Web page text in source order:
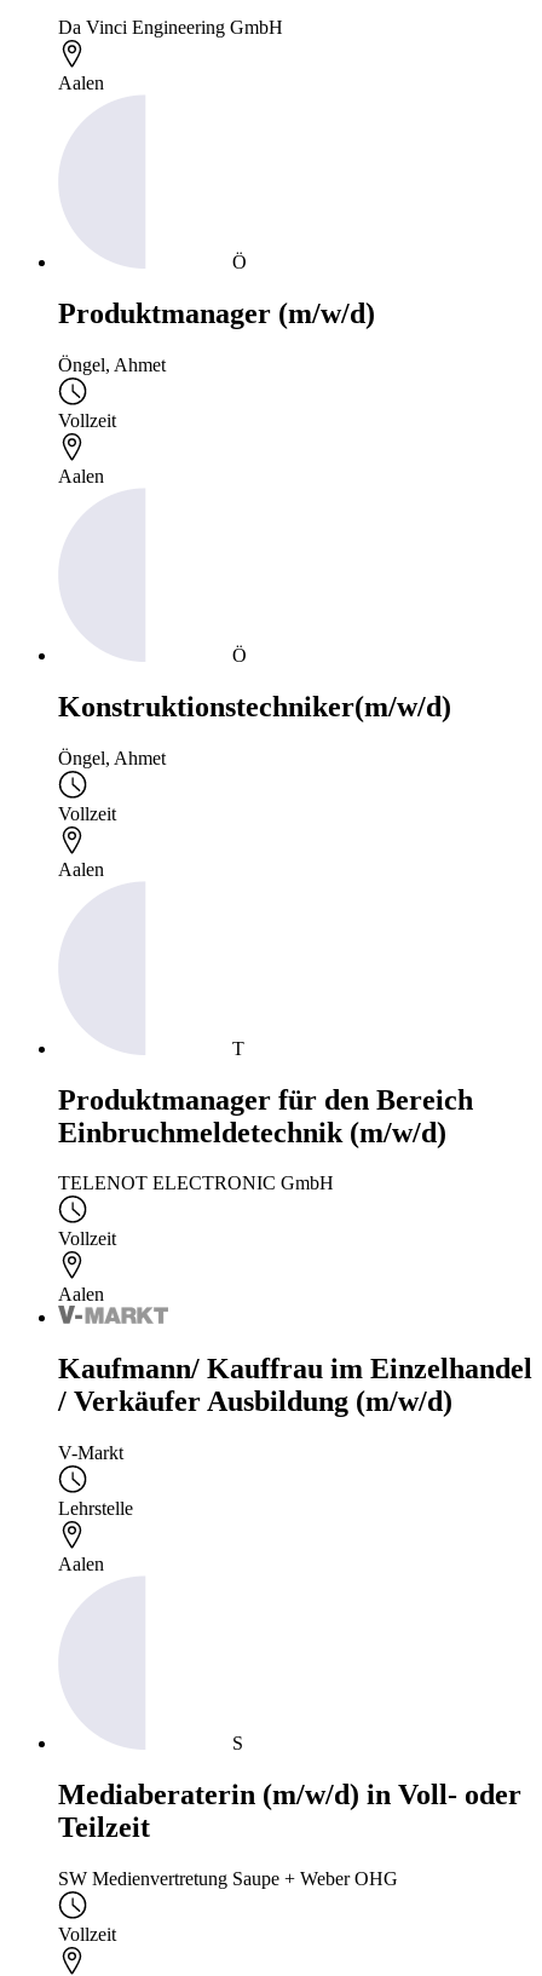
Da Vinci Engineering GmbH
Aalen
Ö
Produktmanager (m/w/d)
Öngel, Ahmet
Vollzeit
Aalen
Ö
Konstruktionstechniker(m/w/d)
Öngel, Ahmet
Vollzeit
Aalen
T
Produktmanager für den Bereich
Einbruchmeldetechnik (m/w/d)
TELENOT ELECTRONIC GmbH
Vollzeit
Aalen
Kaufmann/ Kauffrau im Einzelhandel
/ Verkäufer Ausbildung (m/w/d)
V-Markt
Lehrstelle
Aalen
S
Mediaberaterin (m/w/d) in Voll- oder
Teilzeit
SW Medienvertretung Saupe + Weber OHG
Vollzeit